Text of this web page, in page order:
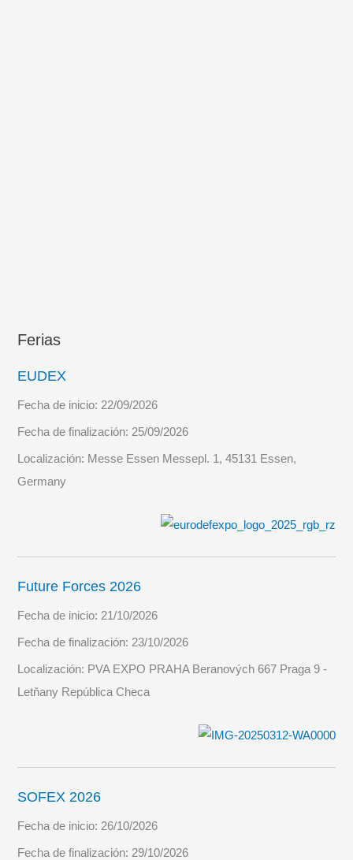
Ferias
EUDEX
Fecha de inicio:22/09/2026
Fecha de finalización:25/09/2026
Localización: Messe Essen Messepl. 1, 45131 Essen,
Germany
Future Forces 2026
Fecha de inicio: 21/10/2026
Fecha de finalización: 23/10/2026
Localización: PVA EXPO PRAHA Beranových 667 Praga 9 -
Letňany República Checa
SOFEX 2026
Fecha de inicio: 26/10/2026
Fecha de finalización: 29/10/2026